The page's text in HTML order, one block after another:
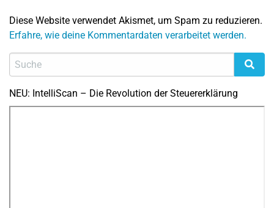
Diese Website verwendet Akismet, um Spam zu reduzieren.
Erfahre, wie deine Kommentardaten verarbeitet werden.
NEU: IntelliScan – Die Revolution der Steuererklärung